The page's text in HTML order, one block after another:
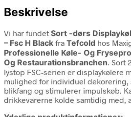
Beskrivelse
Vi har fundet Sort -dørs
– Fsc H Black fra Tefcold hos
Professionelle Køle- Og
Og Restaurationsbranchen. Sort
lystop FSC-serien er displaykølere
mulighed for individuel
blikfang og stimulerer impulskøb.
drikkevarerne kolde samtidig